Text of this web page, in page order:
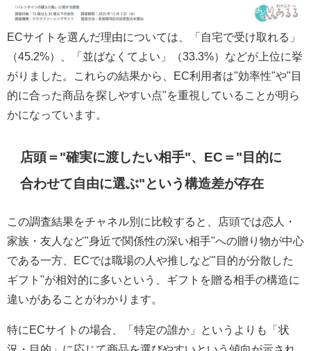
ECサイトを選んだ理由については、「自宅で受け取れる」
（45.2%）、「並ばなくてよい」（33.3%）などが上位に挙
がりました。これらの結果から、EC利用者は"効率性"や"目
的に合った商品を探しやすい点"を重視していることが明ら
かになっています。
店頭＝"確実に渡したい相手"、EC＝"目的に
合わせて自由に選ぶ"という構造差が存在
この調査結果をチャネル別に比較すると、店頭では恋人・
家族・友人など"身近で関係性の深い相手"への贈り物が中心
である一方、ECでは職場の人や推しなど"目的が分散した
ギフト"が相対的に多いという、ギフトを贈る相手の構造に
違いがあることがわかります。
特にECサイトの場合、「特定の誰か」というよりも「状
況・目的」に応じて商品を選びやすいという傾向が示され